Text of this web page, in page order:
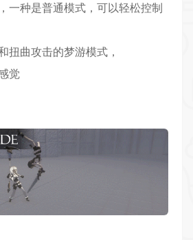
一种是普通模式，可以轻松控制
扭曲攻击的梦游模式，
觉